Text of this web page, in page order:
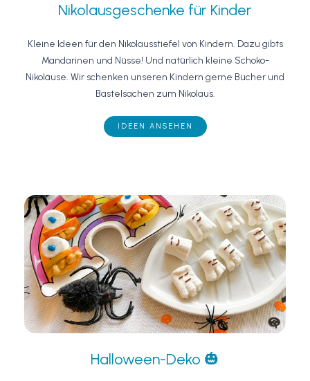
Nikolausgeschenke für Kinder
Kleine Ideen für den Nikolausstiefel von Kindern. Dazu gibts
Mandarinen und Nüsse! Und natürlich kleine Schoko-
Nikoläuse. Wir schenken unseren Kindern gerne Bücher und
Bastelsachen zum Nikolaus.
IDEEN ANSEHEN
Halloween-Deko 🎃